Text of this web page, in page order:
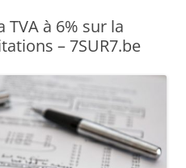
TVA à 6% sur la
– 7SUR7.be